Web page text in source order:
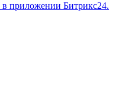
приложении Битрикс24.